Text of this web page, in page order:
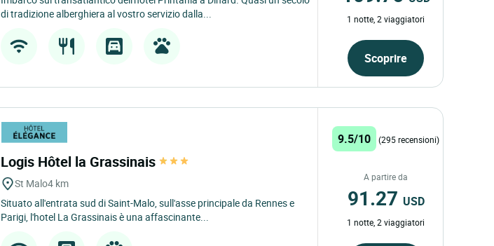
di tradizione alberghiera al vostro servizio dalla...
1 notte, 2 viaggiatori
Scoprire
Logis Hôtel la Grassinais
St Malo4 km
Situato all'entrata sud di Saint-Malo, sull'asse principale da Rennes e
Parigi, l'hotel La Grassinais è una affascinante...
9.5/10 (295 recensioni)
A partire da
91.27 USD
1 notte, 2 viaggiatori